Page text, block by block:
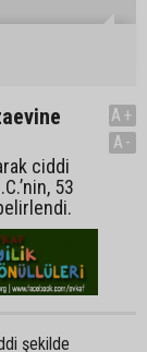
ciddi
53
A+
A-
şekilde